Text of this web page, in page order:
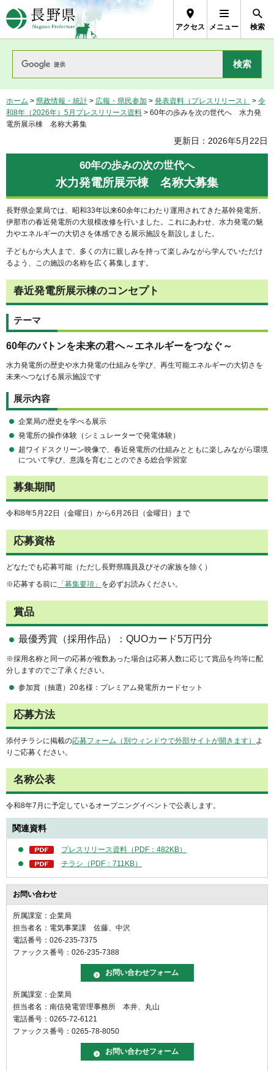
長野県Nagano Prefecture
アクセス メニュー 検索
ホーム > 県政情報・統計 > 広報・県民参加 > 発表資料（プレスリリース） > 令
和8年（2026年）5月プレスリリース資料 > 60年の歩みを次の世代へ 水力発
電所展示棟 名称大募集
更新日：2026年5月22日
60年の歩みの次の世代へ
水力発電所展示棟 名称大募集
長野県企業局では、昭和33年以来60余年にわたり運用されてきた基幹発電所、
伊那市の春近発電所の大規模改修を行いました。これにあわせ、水力発電の魅
力やエネルギーの大切さを体感できる展示施設を新設しました。
子どもから大人まで、多くの方に親しみを持って楽しみながら学んでいただけ
るよう、この施設の名称を広く募集します。
春近発電所展示棟のコンセプト
テーマ
60年のバトンを未来の君へ～エネルギーをつなぐ～
水力発電所の歴史や水力発電の仕組みを学び、再生可能エネルギーの大切さを
未来へつなげる展示施設です
展示内容
企業局の歴史を学べる展示
発電所の操作体験（シミュレーターで発電体験）
超ワイドスクリーン映像で、春近発電所の仕組みとともに楽しみながら環境
について学び、意識を育むことのできる総合学習室
募集期間
令和8年5月22日（金曜日）から6月26日（金曜日）まで
応募資格
どなたでも応募可能（ただし長野県職員及びその家族を除く）
※応募する前に 「募集要項」 を必ずお読みください。
賞品
最優秀賞（採用作品）：QUOカード5万円分
※採用名称と同一の応募が複数あった場合は応募人数に応じて賞品を均等に配
分しますのでご了承ください。
参加賞（抽選）20名様：プレミアム発電所カードセット
応募方法
添付チラシに掲載の応募フォーム（別ウィンドウで外部サイトが開きます）
よ
りご応募ください。
名称公表
令和8年7月に予定しているオープニングイベントで公表します。
関連資料
プレスリリース資料（PDF：482KB）
チラシ（PDF：711KB）
お問い合わせ
所属課室：企業局
担当者名：電気事業課 佐藤、中沢
電話番号：026-235-7375
ファックス番号：026-235-7388
所属課室：企業局
担当者名：南信発電管理事務所 本井、丸山
電話番号：0265-72-6121
ファックス番号：0265-78-8050